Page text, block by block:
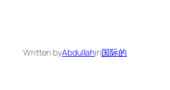
Written byAbdullahin国际的